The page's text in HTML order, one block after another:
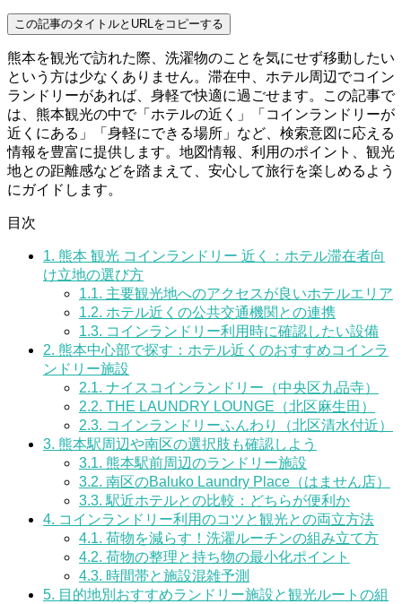
この記事のタイトルとURLをコピーする
熊本を観光で訪れた際、洗濯物のことを気にせず移動したい
という方は少なくありません。滞在中、ホテル周辺でコイン
ランドリーがあれば、身軽で快適に過ごせます。この記事で
は、熊本観光の中で「ホテルの近く」「コインランドリーが
近くにある」「身軽にできる場所」など、検索意図に応える
情報を豊富に提供します。地図情報、利用のポイント、観光
地との距離感などを踏まえて、安心して旅行を楽しめるよう
にガイドします。
目次
1. 熊本 観光 コインランドリー 近く：ホテル滞在者向
け立地の選び方
1.1. 主要観光地へのアクセスが良いホテルエリア
1.2. ホテル近くの公共交通機関との連携
1.3. コインランドリー利用時に確認したい設備
2. 熊本中心部で探す：ホテル近くのおすすめコインラ
ンドリー施設
2.1. ナイスコインランドリー（中央区九品寺）
2.2. THE LAUNDRY LOUNGE（北区麻生田）
2.3. コインランドリーふんわり（北区清水付近）
3. 熊本駅周辺や南区の選択肢も確認しよう
3.1. 熊本駅前周辺のランドリー施設
3.2. 南区のBaluko Laundry Place（はません店）
3.3. 駅近ホテルとの比較：どちらが便利か
4. コインランドリー利用のコツと観光との両立方法
4.1. 荷物を減らす！洗濯ルーチンの組み立て方
4.2. 荷物の整理と持ち物の最小化ポイント
4.3. 時間帯と施設混雑予測
5. 目的地別おすすめランドリー施設と観光ルートの組